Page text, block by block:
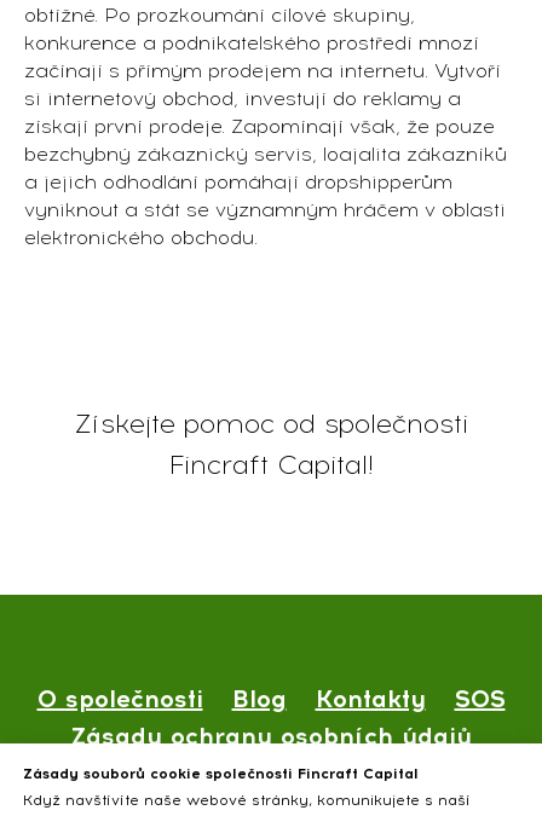
Zásady souborů cookie společnosti Fincraft Capital
Když navštívíte naše webové stránky, komunikujete s naší
obtížné. Po prozkoumání cílové skupiny,
konkurence a podnikatelského prostředí mnozí
začínají s přímým prodejem na internetu. Vytvoří
si internetový obchod, investují do reklamy a
získají první prodeje. Zapomínají však, že pouze
bezchybný zákaznický servis, loajalita zákazníků
a jejich odhodlání pomáhají dropshipperům
vyniknout a stát se významným hráčem v oblasti
elektronického obchodu.
Získejte pomoc od společnosti
Fincraft Capital!
O společnosti Blog Kontakty
SOS
Zásady ochrany osobních údajů
Veřejná nabídka